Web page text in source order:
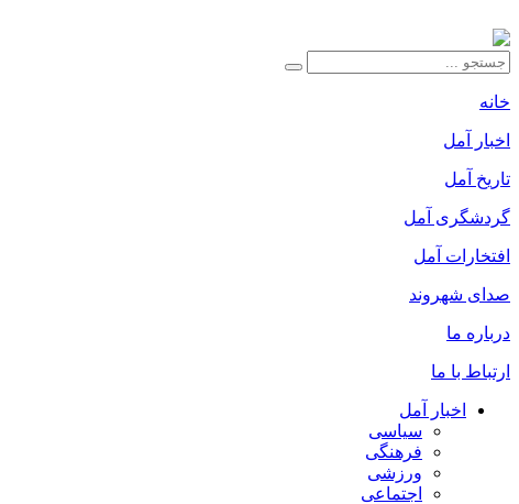
خانه
اخبار آمل
تاریخ آمل
گردشگری آمل
افتخارات آمل
صدای شهروند
درباره ما
ارتباط با ما
اخبار آمل
سیاسی
فرهنگی
ورزشی
اجتماعی